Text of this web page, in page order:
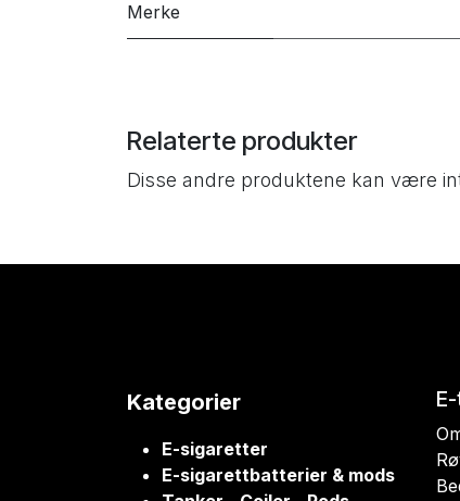
Merke
Relaterte produkter
Disse andre produktene kan være
Kategorier
E-sigaretter
E-sigarettbatterier & mods